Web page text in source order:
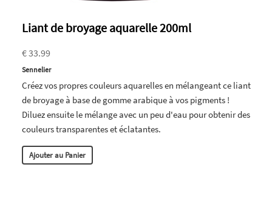
Liant de broyage aquarelle 200ml
€ 33.99
Sennelier
Créez vos propres couleurs aquarelles en mélangeant ce liant
de broyage à base de gomme arabique à vos pigments !
Diluez ensuite le mélange avec un peu d'eau pour obtenir des
couleurs transparentes et éclatantes.
Ajouter au Panier